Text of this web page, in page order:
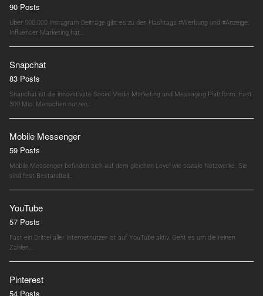
90 Posts
Über 500.000 Instagram Beiträge gibt es zu den Hashtags #Werbung und #Anzeige.
Influencer Marketing hat…
Snapchat
83 Posts
Snapchat ist die innovativste Social Media Marketing und Messaging Plattform. Fast
300 Mio. Menschen nutzen…
Mobile Messenger
59 Posts
Mobile Messenger befinden sich auf dem gleichen Level wie soziale Netzwerke. Sie
sind fest Bestandteil…
YouTube
57 Posts
Fast ein Drittel aller Internetnutzer ist auf YouTube aktiv. Geht es um die reinen
Zahlen,…
Pinterest
54 Posts